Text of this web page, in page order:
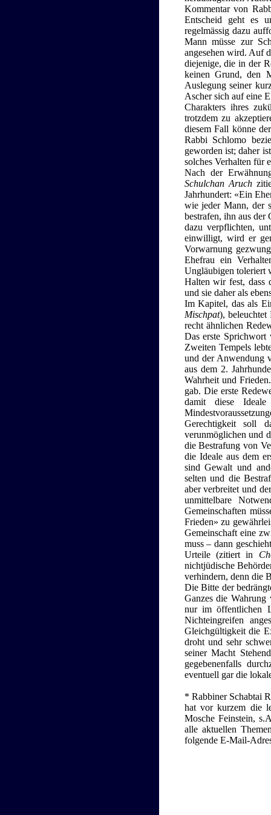
Kommentar von
Entscheid geht es
regelmässig dazu
Mann müsse zur
angesehen wird. Auf
diejenige, die in der
keinen Grund, den
Auslegung seiner
Ascher sich auf eine
Charakters ihres
trotzdem zu
diesem Fall könne
Rabbi Schlomo
geworden ist; daher
solches Verhalten für
Nach der
Schulchan Aruch
Jahrhundert: «Ein
wie jeder Mann, der
bestrafen, ihn aus der
dazu verpflichten,
einwilligt, wird er
Vorwarnung
Ehefrau ein
Ungläubigen toleriert
Halten wir fest, dass
und sie daher als
Im Kapitel, das als
Mischpat), beleuchtet
recht ähnlichen
Das erste Sprichwort
Zweiten Tempels
und der Anwendung
aus dem 2.
Wahrheit und
gab. Die erste
damit diese
Gerechtigkeit soll
verunmöglichen und
die Bestrafung von
die Ideale aus dem
sind Gewalt und
selten und die
aber verbreitet und
unmittelbare
Gemeinschaften
Frieden» zu
Gemeinschaft eine
muss – dann
Urteile (zitiert in
nichtjüdische
verhindern, denn die
Die Bitte der
Ganzes die
nur im öffentlichen
Nichteingreifen
Gleichgültigkeit die
droht und sehr
seiner Macht
gegebenenfalls
eventuell gar die
* Rabbiner Schabtai
hat vor kurzem die
Mosche Feinstein,
alle aktuellen
folgende E-Mail-